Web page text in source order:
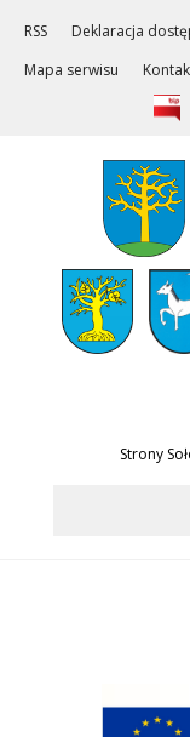
RSS Deklaracja
Mapa serwisu
Strony